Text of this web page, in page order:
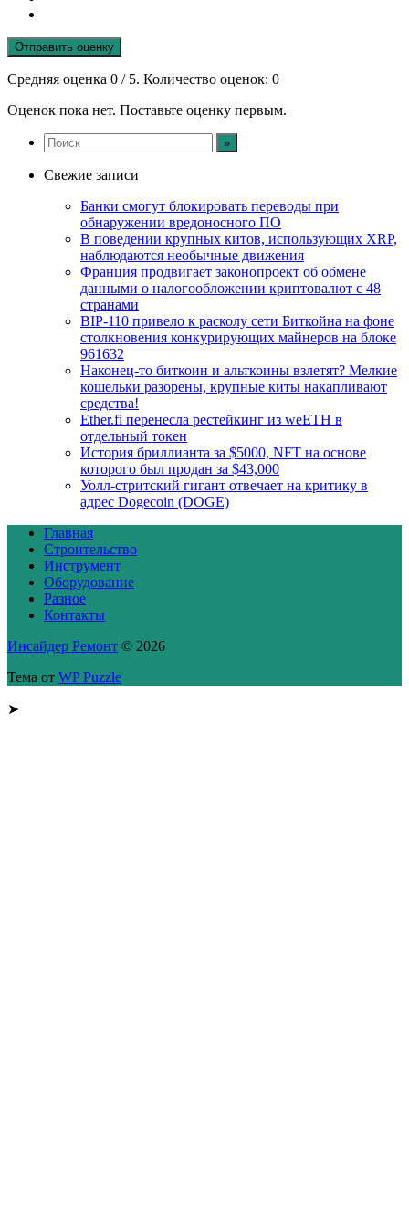
Отправить оценку
Средняя оценка 0 / 5. Количество оценок: 0
Оценок пока нет. Поставьте оценку первым.
Свежие записи
Банки смогут блокировать переводы при
обнаружении вредоносного ПО
В поведении крупных китов, использующих XRP,
наблюдаются необычные движения
Франция продвигает законопроект об обмене
данными о налогообложении криптовалют с 48
странами
BIP-110 привело к расколу сети Биткойна на фоне
столкновения конкурирующих майнеров на блоке
961632
Наконец-то биткоин и альткоины взлетят? Мелкие
кошельки разорены, крупные киты накапливают
средства!
Ether.fi перенесла рестейкинг из weETH в
отдельный токен
История бриллианта за $5000, NFT на основе
которого был продан за $43,000
Уолл-стритский гигант отвечает на критику в
адрес Dogecoin (DOGE)
Главная
Строительство
Инструмент
Оборудование
Разное
Контакты
Инсайдер Ремонт © 2026
Тема от WP Puzzle
➤